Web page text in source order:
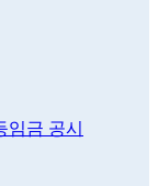
금 공시